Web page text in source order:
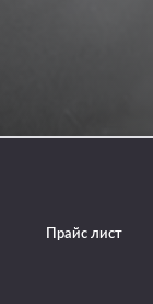
Прайс лист